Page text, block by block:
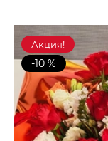
Акция!
-10 %